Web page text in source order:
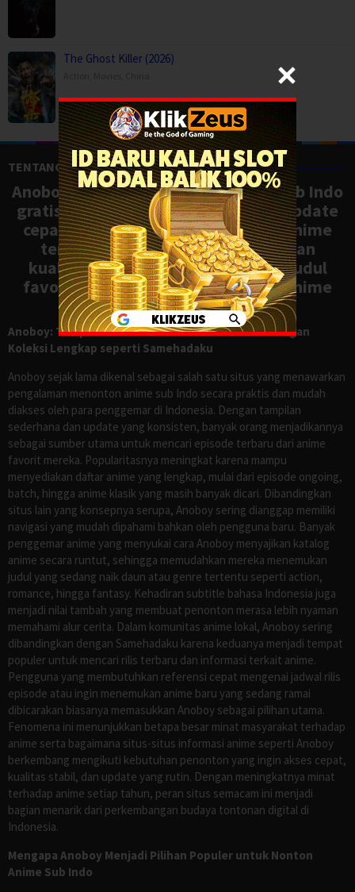
The Ghost Killer (2026)
TENTANG ANOBOY
Anoboy adalah situs nonton anime sub Indo
gratis dengan koleksi lengkap dan update
cepat, mirip Samehadaku. Tonton anime
terbaru, ongoing, dan batch dengan
kualitas HD tanpa ribet. Temukan judul
favoritmu dan nikmati streaming anime
terbaik kapan saja.
Anoboy: Tempat Nonton Anime Sub Indo Gratis dengan
Koleksi Lengkap seperti Samehadaku
Anoboy sejak lama dikenal sebagai salah satu situs yang menawarkan
pengalaman menonton anime sub Indo secara praktis dan mudah
diakses oleh para penggemar di Indonesia. Dengan tampilan
sederhana dan update yang konsisten, banyak orang menjadikannya
sebagai sumber utama untuk mencari episode terbaru dari anime
favorit mereka. Popularitasnya meningkat karena mampu
menyediakan daftar anime yang lengkap, mulai dari episode ongoing,
batch, hingga anime klasik yang masih banyak dicari. Dibandingkan
situs lain yang konsepnya serupa, Anoboy sering dianggap memiliki
navigasi yang mudah dipahami bahkan oleh pengguna baru. Banyak
penggemar anime yang menyukai cara Anoboy menyajikan katalog
anime secara runtut, sehingga memudahkan mereka menemukan
judul yang sedang naik daun atau genre tertentu seperti action,
romance, hingga fantasy. Kehadiran subtitle bahasa Indonesia juga
menjadi nilai tambah yang membuat penonton merasa lebih nyaman
memahami alur cerita. Dalam komunitas anime lokal, Anoboy sering
dibandingkan dengan Samehadaku karena keduanya menjadi tempat
populer untuk mencari rilis terbaru dan informasi terkait anime.
Pengguna yang membutuhkan referensi cepat mengenai jadwal rilis
episode atau ingin menemukan anime baru yang sedang ramai
dibicarakan biasanya memasukkan Anoboy sebagai pilihan utama.
Fenomena ini menunjukkan betapa besar minat masyarakat terhadap
anime serta bagaimana situs-situs informasi anime seperti Anoboy
berkembang mengikuti kebutuhan penonton yang ingin akses cepat,
kualitas stabil, dan update yang rutin. Dengan meningkatnya minat
terhadap anime setiap tahun, peran situs semacam ini menjadi
bagian menarik dari perkembangan budaya tontonan digital di
Indonesia.
Mengapa Anoboy Menjadi Pilihan Populer untuk Nonton
Anime Sub Indo